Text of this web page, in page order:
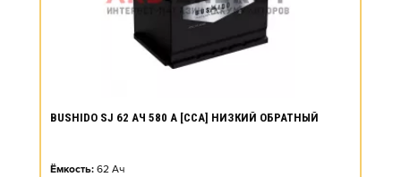
BUSHIDO SJ 62 АЧ 580 А [CCA] НИЗКИЙ ОБРАТНЫЙ
Ёмкость: 62 Ач